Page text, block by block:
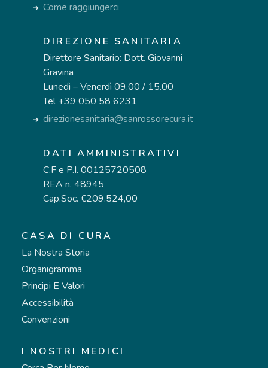
Come raggiungerci
DIREZIONE SANITARIA
Direttore Sanitario: Dott. Giovanni
Gravina
Lunedì – Venerdì 09.00 / 15.00
Tel +39 050 58 6231
direzionesanitaria@sanrossorecura.it
DATI AMMINISTRATIVI
C.F e P.I. 00125720508
REA n. 48945
Cap.Soc. €209.524,00
CASA DI CURA
La Nostra Storia
Organigramma
Principi E Valori
Accessibilità
Convenzioni
I NOSTRI MEDICI